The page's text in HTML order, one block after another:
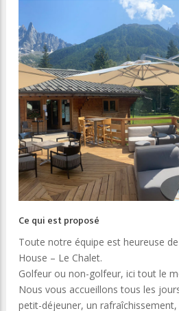
Ce qui est proposé
Toute notre équipe est heureuse
House – Le Chalet.
Golfeur ou non-golfeur, ici tout le
Nous vous accueillons tous les
petit-déjeuner, un